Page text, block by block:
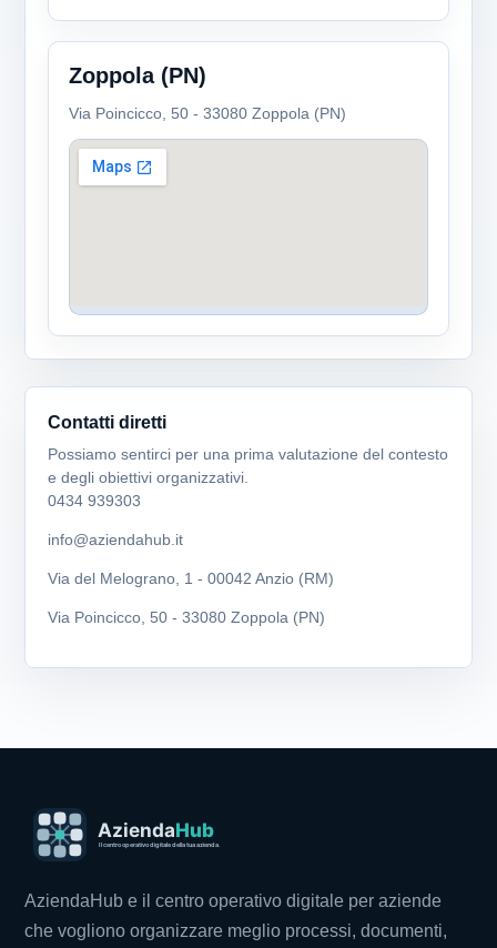
Zoppola (PN)
Via Poincicco, 50 - 33080 Zoppola (PN)
Contatti diretti
Possiamo sentirci per una prima valutazione del contesto
e degli obiettivi organizzativi.
0434 939303
info@aziendahub.it
Via del Melograno, 1 - 00042 Anzio (RM)
Via Poincicco, 50 - 33080 Zoppola (PN)
AziendaHub e il centro operativo digitale per aziende
che vogliono organizzare meglio processi, documenti,